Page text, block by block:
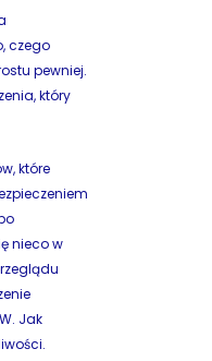
czego
pewniej.
który
które
nieco w
Jak